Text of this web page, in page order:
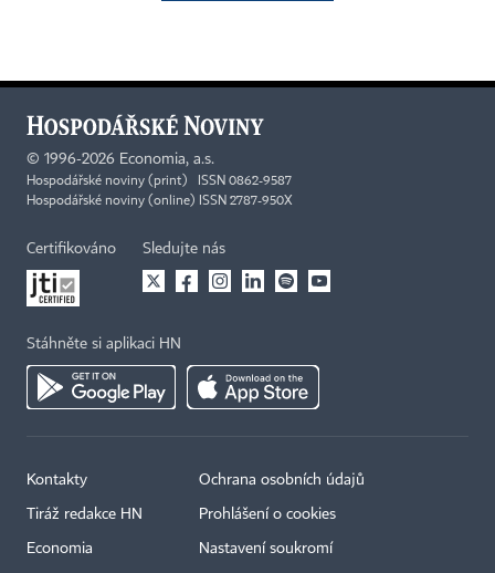
© 1996-2026 Economia, a.s.
Hospodářské noviny (print) ISSN 0862-9587
Hospodářské noviny (online) ISSN 2787-950X
Certifikováno Sledujte nás
Stáhněte si aplikaci HN
Kontakty
Tiráž redakce HN
Economia
Ochrana osobních údajů
Prohlášení o cookies
Nastavení soukromí